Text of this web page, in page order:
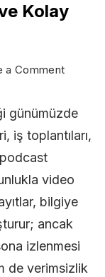
Kolay
a Commenton
Kayıtları
İçin
ve
Kolay
Araçları
günümüzde
iş toplantıları,
video
bilgiye
ancak
izlenmesi
de verimsizlik